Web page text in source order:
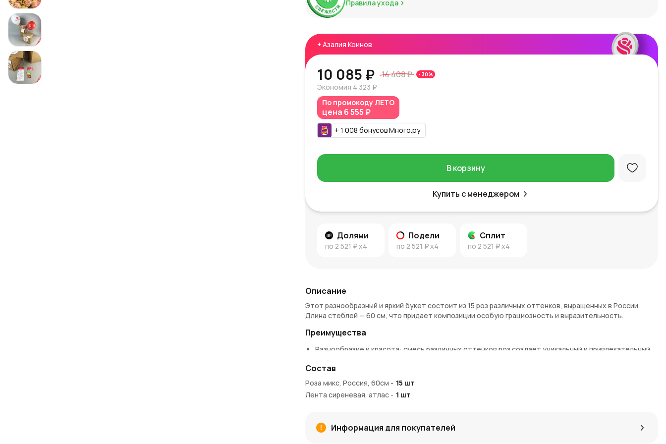
Правила ухода
+ Азалия Коинов
10 085 ₽ 14 408 ₽ - 30%
Экономия 4 323 ₽
По промокоду ЛЕТО
цена 6 555 ₽
+ 1 008 бонусовМного.ру
В корзину
Купить с менеджером
Долями
по 2 521 ₽x4
Подели
по 2 521 ₽x4
Сплит
по 2 521 ₽x4
Описание
Этот разнообразный и яркий букет состоит из 15 роз различных оттенков, выращенных в России.
Длина стеблей — 60 см, что придает композиции особую грациозность и выразительность.
Преимущества
Разнообразие и красота: смесь различных оттенков роз создает уникальный и привлекательный
Высокое качество: розы российского производства отличаются свежестью и запоминающимся
ароматом.
Объем и масштаб: 15 роз создают внушительную и впечатляющую композицию.
Розы различных оттенков, включая красные, розовые, белые и другие придают букету яркость и
Различные оттенки роз символизируют многообразие чувств и эмоций, которые вы испытываете к
Состав
Роза микс, Россия, 60см - 15 шт
Лента сиреневая, атлас - 1 шт
Информация для покупателей